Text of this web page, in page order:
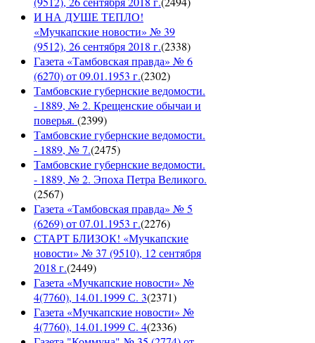
И НА ДУШЕ ТЕПЛО!
«Мучкапские новости» № 39
(9512), 26 сентября 2018 г.(2338)
Газета «Тамбовская правда» № 6
(6270) от 09.01.1953 г.(2302)
Тамбовские губернские ведомости.
- 1889, № 2. Крещенские обычаи и
поверья. (2399)
Тамбовские губернские ведомости.
- 1889, № 7.(2475)
Тамбовские губернские ведомости.
- 1889, № 2. Эпоха Петра Великого.
(2567)
Газета «Тамбовская правда» № 5
(6269) от 07.01.1953 г.(2276)
СТАРТ БЛИЗОК! «Мучкапские
новости» № 37 (9510), 12 сентября
2018 г.(2449)
Газета «Мучкапские новости» №
4(7760), 14.01.1999 С. 3(2371)
Газета «Мучкапские новости» №
4(7760), 14.01.1999 С. 4(2336)